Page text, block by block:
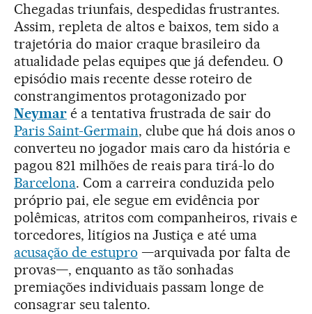
Chegadas triunfais, despedidas frustrantes.
Assim, repleta de altos e baixos, tem sido a
trajetória do maior craque brasileiro da
atualidade pelas equipes que já defendeu. O
episódio mais recente desse roteiro de
constrangimentos protagonizado por
Neymaré a tentativa frustrada de sair do
Paris Saint-Germain, clube que há dois anos o
converteu no jogador mais caro da história e
pagou 821 milhões de reais para tirá-lo do
Barcelona. Com a carreira conduzida pelo
próprio pai, ele segue em evidência por
polêmicas, atritos com companheiros, rivais e
torcedores, litígios na Justiça e até uma
acusação de estupro —arquivada por falta de
provas—, enquanto as tão sonhadas
premiações individuais passam longe de
consagrar seu talento.